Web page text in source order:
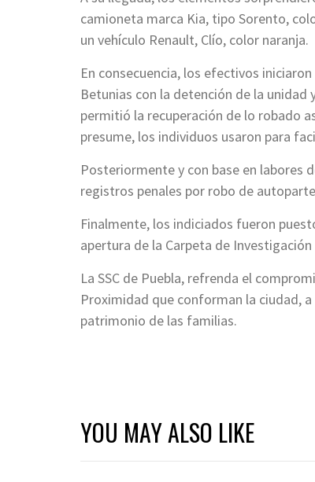
camioneta marca Kia, tipo Sorento,
un vehículo Renault, Clío, color naranja.
En consecuencia, los efectivos
Betunias con la detención de la
permitió la recuperación de lo robado
presume, los individuos usaron para
Posteriormente y con base en labores
registros penales por robo de
Finalmente, los indiciados fueron
apertura de la Carpeta de
La SSC de Puebla, refrenda el
Proximidad que conforman la ciudad,
patrimonio de las familias.
YOU MAY ALSO LIKE